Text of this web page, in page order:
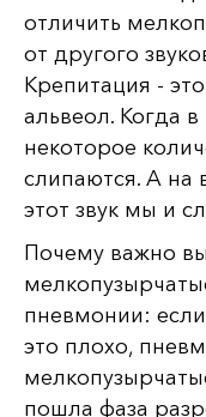
отличить
от другого
Крепитация -
альвеол. Когда
некоторое
слипаются. А на
этот звук мы и
Почему важно
пневмонии:
это плохо,
пошла фаза